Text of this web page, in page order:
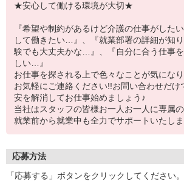
★安心して働ける環境が大切★
『希望や制約があるけど介護の仕事がした
して働きたい…』、『就業部署の詳細が知
験でも大丈夫かな…』、『自分に合う仕事
しい…』
お仕事を探される上で色々なことが気にな
お気軽にご連絡ください!!お問い合わせだけ
安を解消してお仕事始めましょう♪
当社はスタッフの皆様お一人お一人に専属の
就業前から就業中も全力でサポートいたし
応募方法
「応募する」ボタンをクリックしてください